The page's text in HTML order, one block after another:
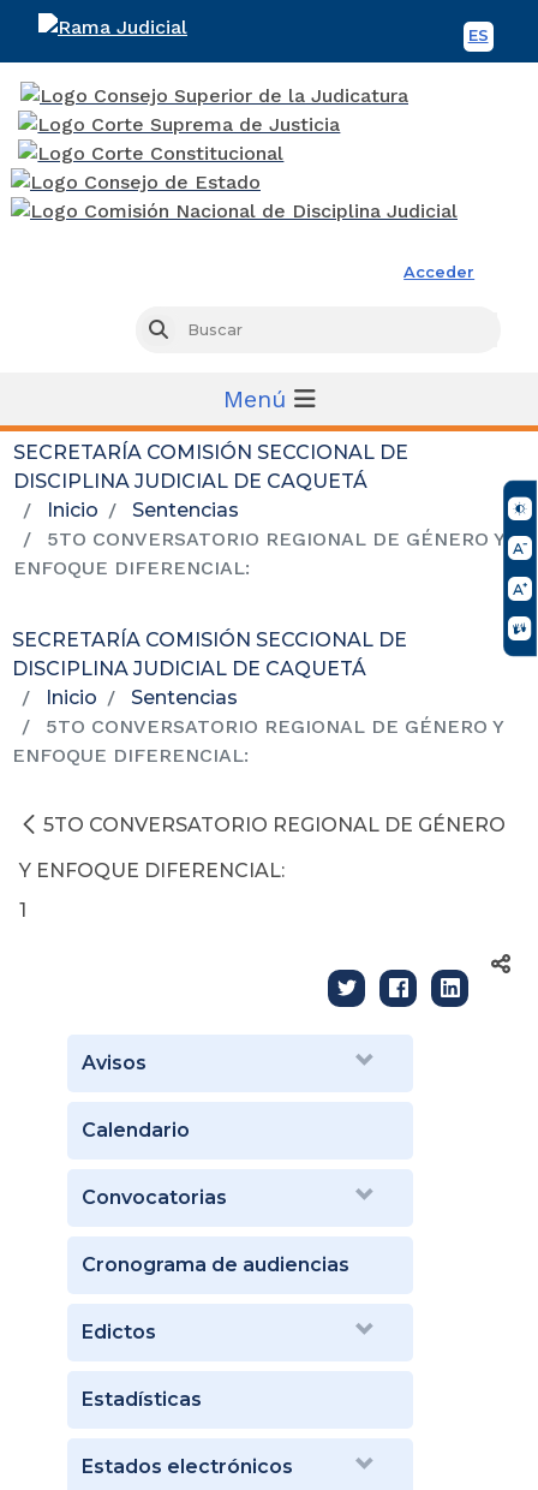
ES
Acceder
Buscar
Menú
SECRETARÍA COMISIÓN SECCIONAL DE
DISCIPLINA JUDICIAL DE CAQUETÁ
Inicio
Sentencias
5TO CONVERSATORIO REGIONAL DE GÉNERO Y
ENFOQUE DIFERENCIAL:
SECRETARÍA COMISIÓN SECCIONAL DE
DISCIPLINA JUDICIAL DE CAQUETÁ
Inicio
Sentencias
5TO CONVERSATORIO REGIONAL DE GÉNERO Y
ENFOQUE DIFERENCIAL:
5TO CONVERSATORIO REGIONAL DE GÉNERO
Y ENFOQUE DIFERENCIAL:
1
Avisos
Calendario
Convocatorias
Cronograma de audiencias
Edictos
Estadísticas
Estados electrónicos